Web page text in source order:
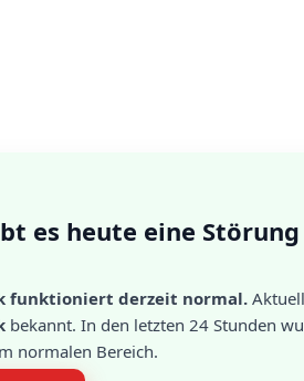
es heute eine
funktioniert derzeit normal.
bekannt. In den letzten 24 Stunden
normalen Bereich.